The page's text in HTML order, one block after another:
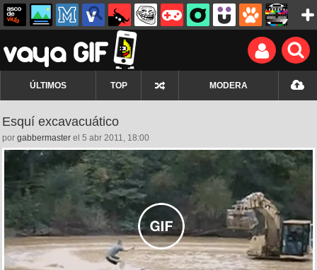
ÚLTIMOS TOP MODERA
Esquí excavacuático
por gabbermaster el 5 abr 2011, 18:00